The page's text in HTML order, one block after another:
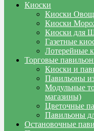
Киоски
Киоски
Киоски
Киоски для
Газетные
Лотерейные
Торговые
Киоски и
Павильоны
Модульные
магазины)
Цветочные
Павильоны
Остановочные